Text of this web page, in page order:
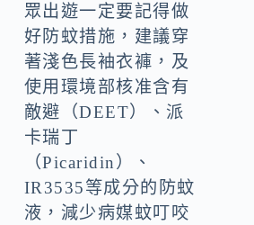
眾出遊一定要記得做
好防蚊措施，建議穿
著淺色長袖衣褲，及
使用環境部核准含有
敵避（DEET）、派
卡瑞丁
（Picaridin）、
IR3535等成分的防蚊
液，減少病媒蚊叮咬